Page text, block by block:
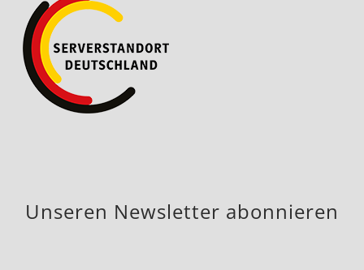
Unseren Newsletter abonnieren